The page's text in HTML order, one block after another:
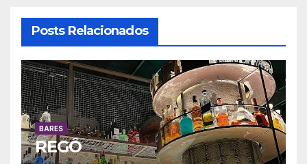
Posts Relacionados
BARES
REGÔ